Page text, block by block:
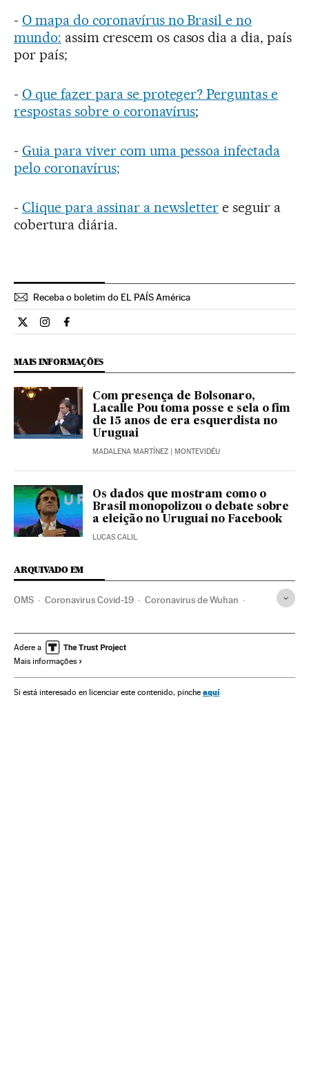
- O mapa do coronavírus no Brasil e no
mundo: assim crescem os casos dia a dia, país
por país;
- O que fazer para se proteger? Perguntas e
respostas sobre o coronavírus;
- Guia para viver com uma pessoa infectada
pelo coronavírus;
- Clique para assinar a newsletter e seguir a
cobertura diária.
Receba o boletim do EL PAÍS América
Internacional El País Brasil en Twitter
Internacional El País Brasil en Instagram
Internacional El País Brasil en Facebook
MAIS INFORMAÇÕES
Com presença de Bolsonaro,
Lacalle Pou toma posse e sela o fim
de 15 anos de era esquerdista no
Uruguai
MADALENA MARTÍNEZ | MONTEVIDÉU
Os dados que mostram como o
Brasil monopolizou o debate sobre
a eleição no Uruguai no Facebook
LUCAS CALIL
ARQUIVADO EM
OMS Coronavirus Covid-19 Coronavirus de Wuhan
Doenças respiratórias Uruguai
Reforma legislativa
Adere a
Mais informações
Si está interesado en licenciar este contenido, pinche aquí